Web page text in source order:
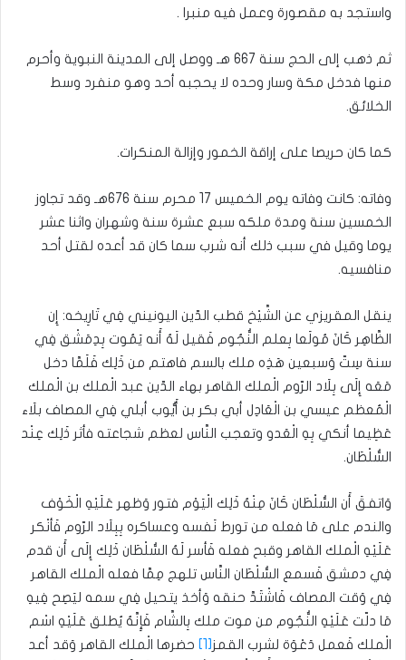
واستجد به مقصورة وعمل فيه منبرا ‏.‏
ثم ذهب إلى الحج سنة 667 هـ ووصل إلى المدينة النبوية وأحرم
منها فدخل مكة وسار وحده لا يحجبه أحد وهو منفرد وسط
الخلائق.‏
كما كان حريصا على إراقة الخمور وإزالة المنكرات.‏
وفاته: كانت وفاته يوم الخميس 17 محرم سنة 676هـ وقد تجاوز
الخمسين سنة ومدة ملكه سبع عشرة سنة وشهران واثنا عشر
يوما وقيل في سبب ذلك أنه شرب سما كان قد أعده لقتل أحد
منافسيه. ‏
ينقل المقريزي عن الشَّيْخ قطب الدّين اليونيني فِي تَارِيخه: إِن
الظَّاهِر كَانَ مُولَعا بِعلم النُّجُوم فَقيل لَهُ أَنه يَمُوت بِدِمَشْق فِي
سنة سِتّ وَسبعين هَذِه ملك بالسم فاهتم من ذَلِك فَلَمَّا دخل
مَعَه إِلَى بِلَاد الرّوم الْملك القاهر بهاء الدّين عبد الْملك بن الْملك
الْمُعظم عيسي بن الْعَادِل أبي بكر بن أَيُّوب أبلي فِي المصاف بلَاء
عَظِيما أنكي بِهِ الْعَدو وتعجب النَّاس لعظم شجاعته فأثر ذَلِك عِنْد
السُّلْطَان.
وَاتفقَ أَن السُّلْطَان كَانَ مِنْهُ ذَلِك الْيَوْم فتور وَظهر عَلَيْهِ الْخَوْف
والندم على مَا فعله من تورط نَفسه وعساكره بِبِلَاد الرّوم فَأنْكر
عَلَيْهِ الْملك القاهر وقبح فعله فَأسر لَهُ السُّلْطَان ذَلِك إِلَى أَن قدم
فِي دمشق فَسمع السُّلْطَان النَّاس تلهج مِمَّا فعله الْملك القاهر
فِي وَقت المصاف فَاشْتَدَّ حنقه وَأخذ يتحيل فِي سمه ليَصِح فِيهِ
مَا دلّت عَلَيْهِ النُّجُوم من موت ملك بِالشَّام فَإِنَّهُ يُطلق عَلَيْهِ اسْم
الْملك فَعمل دَعْوَة لشرب القمز[1]
حضرها الْملك القاهر وَقد أعد